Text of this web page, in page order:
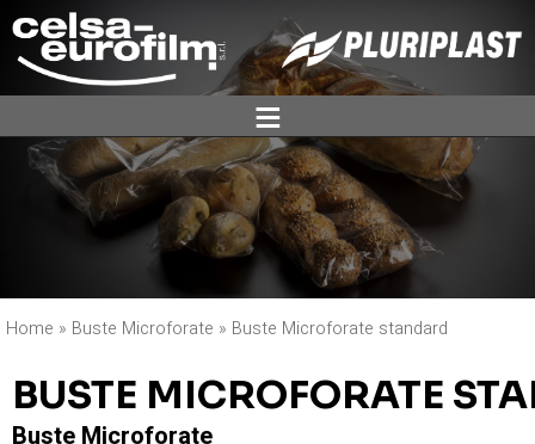
ĕ
Home » Buste Microforate » Buste Microforate standard
BUSTE MICROFORATE
Buste Microforate